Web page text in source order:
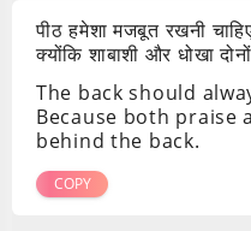
पीठ हमेशा मजबूत रखनी
क्योंकि शाबाशी और धोखा
The back should
Because both praise
behind the back.
COPY